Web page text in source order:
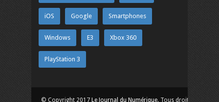
iOS Google Smartphones
Windows E3 Xbox 360
PlayStation 3
© Copyright 2017 Le Journal du Numérique. Tous droits réservés.